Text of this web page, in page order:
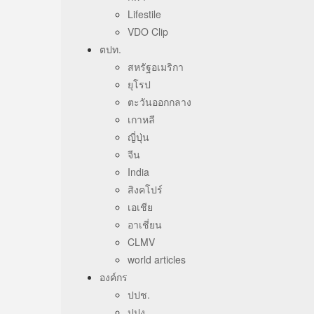
Lifestile
VDO Clip
ตปท.
สหรัฐอเมริกา
ยุโรป
ตะวันออกกลาง
เกาหลี
ญี่ปุ่น
จีน
India
สิงคโปร์
เอเชีย
อาเชี่ยน
CLMV
world articles
องค์กร
ปปช.